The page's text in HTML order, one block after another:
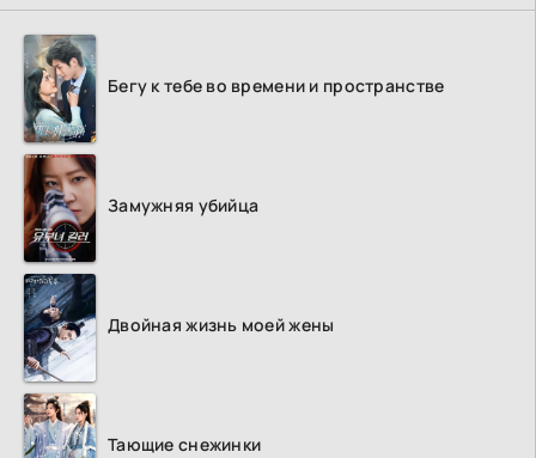
Бегу к тебе во времени и пространстве
Замужняя убийца
Двойная жизнь моей жены
Тающие снежинки